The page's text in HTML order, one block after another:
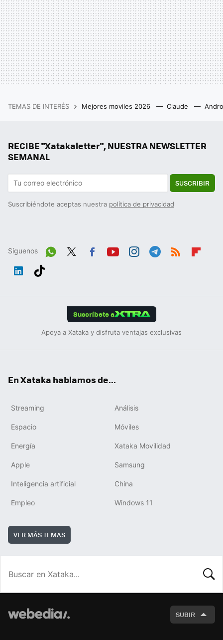
TEMAS DE INTERÉS Mejores moviles 2026 Claude
RECIBE "Xatakaletter", NUESTRA NEWSLETTER
SEMANAL
SUSCRIBIR
Suscribiéndote aceptas nuestra política de privacidad
Síguenos
Wh
Suscríbete a
Apoya a Xataka y disfruta ventajas exclusivas
En Xataka hablamos de...
Streaming Análisis
Espacio Móviles
Energía Xataka Movilidad
Apple Samsung
Inteligencia artificial China
Empleo Windows 11
VER MÁS TEMAS
SUBIR